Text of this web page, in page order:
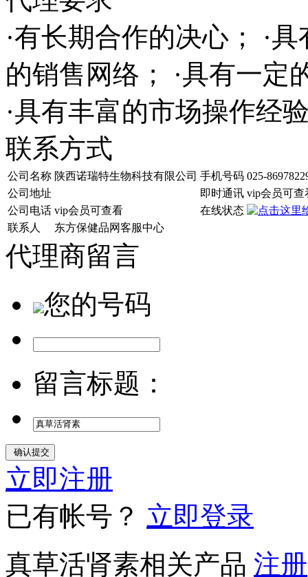
·有长期合作的决心； ·
的销售网络； ·具有一定
·具有丰富的市场操作经
联系方式
公司名称 陕西诺瑞特生物科技有限公司 手机号码 025-
公司地址
即时通讯 vip会员可查
公司电话 vip会员可查看
在线状态
联系人
东方保健品网客服中心
代理商留言
您的号码
留言标题：
立即注册
已有帐号？ 立即登录
真草活肾素相关产品 注册